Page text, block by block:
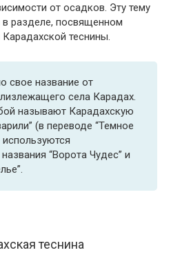
от осадков. Эту тему
разделе, посвященном
теснины.
свое название от
села Карадах.
называют Карадахскую
(в переводе “Темное
“Ворота Чудес” и
теснина